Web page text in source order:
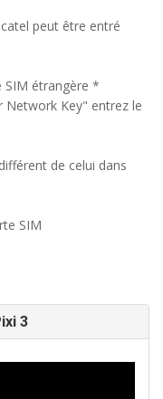
peut être entré
SIM étrangère *
Network Key" entrez le
de celui dans
SIM
3